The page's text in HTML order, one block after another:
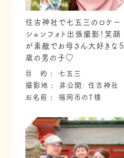
住吉神社で七五三のロケー
ションフォト出張撮影！笑顔
が素敵でお母さん大好きな５
歳の男の子♡
目 的
七五三
撮影地
非公開: 住吉神社
お名前
福岡市のT様